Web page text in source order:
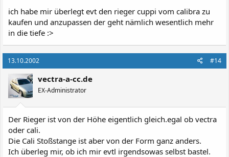
ich habe mir überlegt evt den rieger cuppi vom calibra zu
kaufen und anzupassen der geht nämlich wesentlich mehr
in die tiefe :>
13.10.2002 #14
vectra-a-cc.de
EX-Administrator
Der Rieger ist von der Höhe eigentlich gleich.egal ob vectra
oder cali.
Die Cali Stoßstange ist aber von der Form ganz anders.
Ich überleg mir, ob ich mir evtl irgendsowas selbst bastel.